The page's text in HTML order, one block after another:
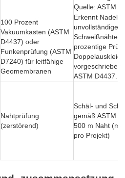
Quelle: ASTM
100 Prozent
Vakuumkasten (ASTM
D4437) oder
Funkenprüfung (ASTM
D7240) für leitfähige
Geomembranen
Erkennt
unvollständige
Schweißnähte.
prozentige
ASTM D4437.
Nahtprüfung
(zerstörend)
Schäl- und
gemäß ASTM
500 m Naht
pro Projekt)